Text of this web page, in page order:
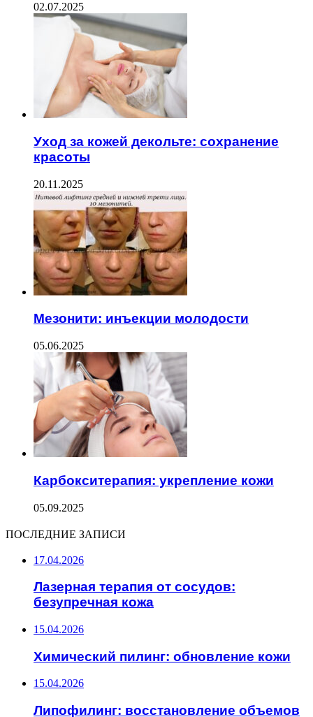
02.07.2025
Уход за кожей декольте: сохранение
красоты
20.11.2025
Мезонити: инъекции молодости
05.06.2025
Карбокситерапия: укрепление кожи
05.09.2025
ПОСЛЕДНИЕ ЗАПИСИ
17.04.2026
Лазерная терапия от сосудов:
безупречная кожа
15.04.2026
Химический пилинг: обновление кожи
15.04.2026
Липофилинг: восстановление объемов